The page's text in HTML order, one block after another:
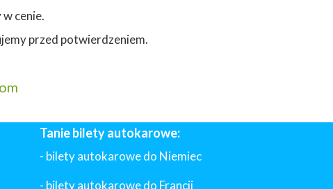
cenie.
przed potwierdzeniem.
Tanie bilety autokarowe:
- bilety autokarowe do Niemiec
- bilety autokarowe do Francji